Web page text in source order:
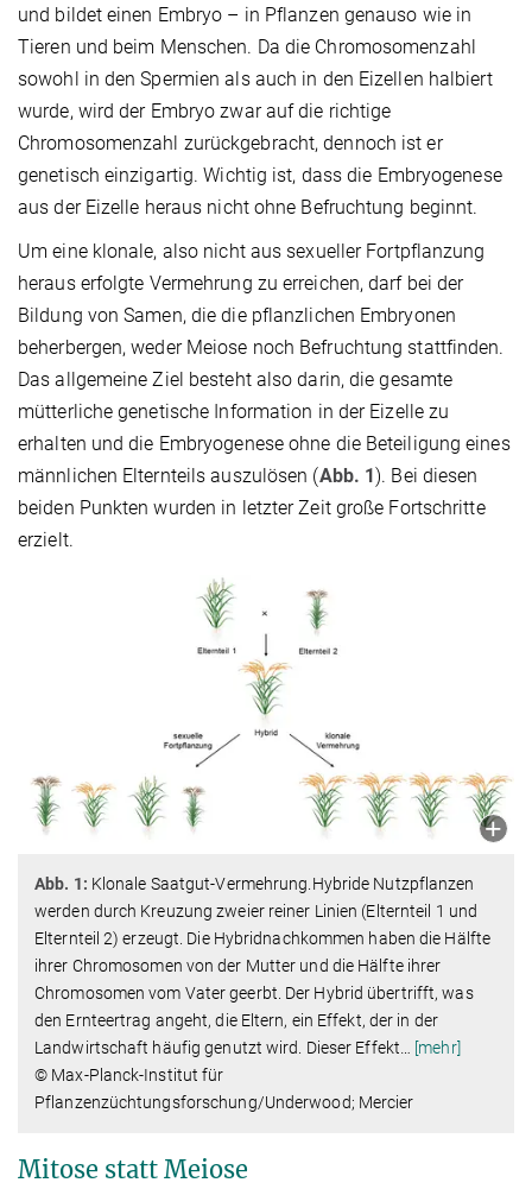
und bildet einen Embryo – in Pflanzen genauso wie in
Tieren und beim Menschen. Da die Chromosomenzahl
sowohl in den Spermien als auch in den Eizellen halbiert
wurde, wird der Embryo zwar auf die richtige
Chromosomenzahl zurückgebracht, dennoch ist er
genetisch einzigartig. Wichtig ist, dass die Embryogenese
aus der Eizelle heraus nicht ohne Befruchtung beginnt.
Um eine klonale, also nicht aus sexueller Fortpflanzung
heraus erfolgte Vermehrung zu erreichen, darf bei der
Bildung von Samen, die die pflanzlichen Embryonen
beherbergen, weder Meiose noch Befruchtung stattfinden.
Das allgemeine Ziel besteht also darin, die gesamte
mütterliche genetische Information in der Eizelle zu
erhalten und die Embryogenese ohne die Beteiligung eines
männlichen Elternteils auszulösen (Abb. 1). Bei diesen
beiden Punkten wurden in letzter Zeit große Fortschritte
erzielt.
Abb. 1: Klonale Saatgut-Vermehrung.Hybride Nutzpflanzen
werden durch Kreuzung zweier reiner Linien (Elternteil 1 und
Elternteil 2) erzeugt. Die Hybridnachkommen haben die Hälfte
ihrer Chromosomen von der Mutter und die Hälfte ihrer
Chromosomen vom Vater geerbt. Der Hybrid übertrifft, was
den Ernteertrag angeht, die Eltern, ein Effekt, der in der
Landwirtschaft häufig genutzt wird. Dieser Effekt
[mehr]
© Max-Planck-Institut für
Pflanzenzüchtungsforschung/Underwood; Mercier
Mitose statt Meiose